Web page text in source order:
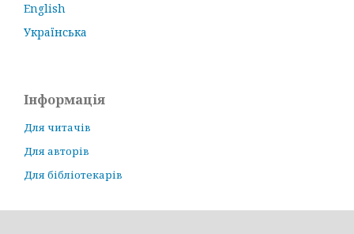
English
Українська
Інформація
Для читачів
Для авторів
Для бібліотекарів